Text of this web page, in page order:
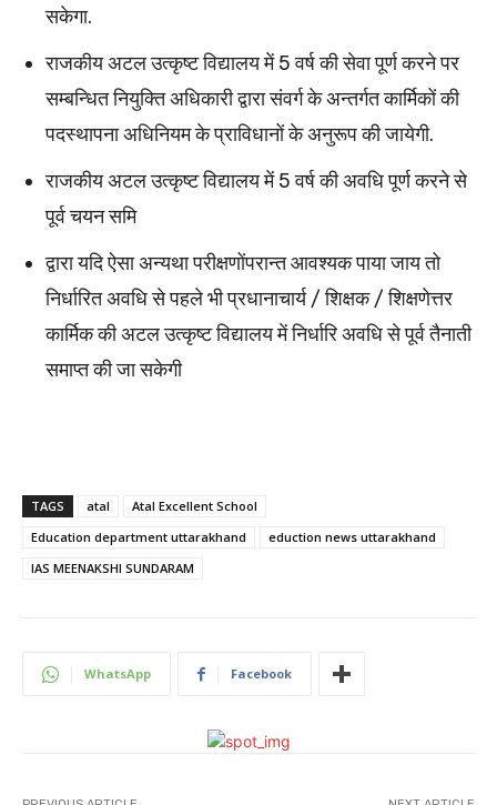
सकेगा.
राजकीय अटल उत्कृष्ट विद्यालय में 5 वर्ष की सेवा पूर्ण करने पर
सम्बन्धित नियुक्ति अधिकारी द्वारा संवर्ग के अन्तर्गत कार्मिकों की
पदस्थापना अधिनियम के प्राविधानों के अनुरूप की जायेगी.
राजकीय अटल उत्कृष्ट विद्यालय में 5 वर्ष की अवधि पूर्ण करने से
पूर्व चयन समि
द्वारा यदि ऐसा अन्यथा परीक्षणोंपरान्त आवश्यक पाया जाय तो
निर्धारित अवधि से पहले भी प्रधानाचार्य / शिक्षक / शिक्षणेत्तर
कार्मिक की अटल उत्कृष्ट विद्यालय में निर्धारि अवधि से पूर्व तैनाती
समाप्त की जा सकेगी
TAGS atal
Atal Excellent School
Education department uttarakhand
eduction news uttarakhand
IAS MEENAKSHI SUNDARAM
WhatsApp Facebook